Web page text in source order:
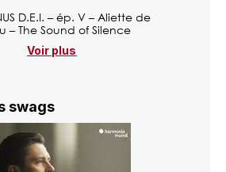
D.E.I. – ép. V – Aliette de
– The Sound of Silence
Voir plus
swags